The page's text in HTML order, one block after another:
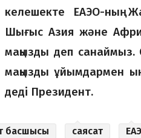
келешекте ЕАЭО-ның
Шығыс Азия және
маңызды деп
маңызды ұйымдармен
деді Президент.
басшысы саясат